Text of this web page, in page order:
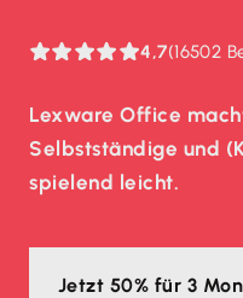
4,7(16502
Lexware Office
Selbstständige und
spielend leicht.
Jetzt 50% für 3